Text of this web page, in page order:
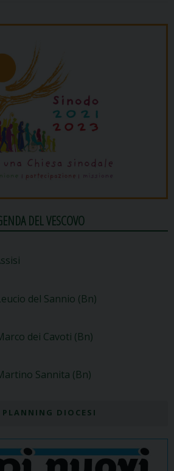
DEL VESCOVO
del Sannio (Bn)
dei Cavoti (Bn)
Sannita (Bn)
PLANNING DIOCESI